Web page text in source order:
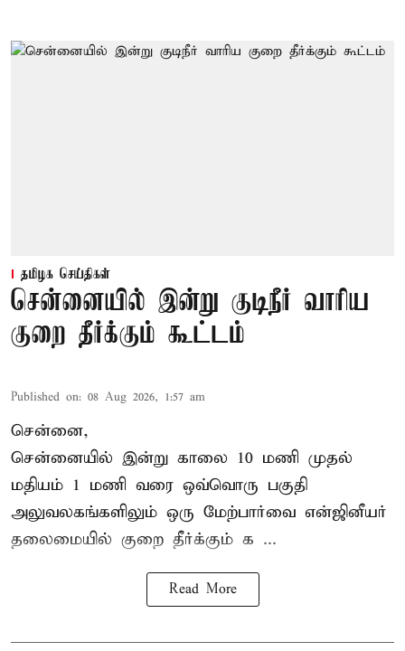
தமிழக செய்திகள்
சென்னையில் இன்று குடிநீர் வாரிய
குறை தீர்க்கும் கூட்டம்
Published on: 08 Aug 2026, 1:57 am
சென்னை,
சென்னையில் இன்று காலை 10 மணி முதல்
மதியம் 1 மணி வரை ஒவ்வொரு பகுதி
அலுவலகங்களிலும் ஒரு மேற்பார்வை என்ஜினீயர்
தலைமையில் குறை தீர்க்கும் க ...
Read More